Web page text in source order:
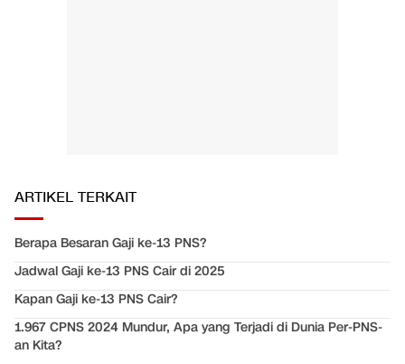
ARTIKEL TERKAIT
Berapa Besaran Gaji ke-13 PNS?
Jadwal Gaji ke-13 PNS Cair di 2025
Kapan Gaji ke-13 PNS Cair?
1.967 CPNS 2024 Mundur, Apa yang Terjadi di Dunia Per-PNS-
an Kita?